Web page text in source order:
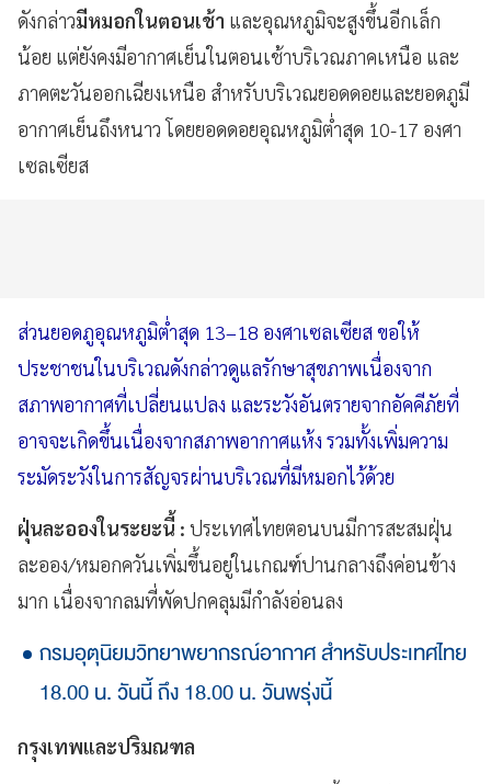
ดังกล่าวมีหมอกในตอนเช้า และอุณหภูมิจะสูงขึ้นอีกเล็ก
น้อย แต่ยังคงมีอากาศเย็นในตอนเช้าบริเวณภาคเหนือ และ
ภาคตะวันออกเฉียงเหนือ สำหรับบริเวณยอดดอยและยอดภูมี
อากาศเย็นถึงหนาว โดยยอดดอยอุณหภูมิต่ำสุด 10-17 องศา
เซลเซียส
ส่วนยอดภูอุณหภูมิต่ำสุด 13–18 องศาเซลเซียส ขอให้
ประชาชนในบริเวณดังกล่าวดูแลรักษาสุขภาพเนื่องจาก
สภาพอากาศที่เปลี่ยนแปลง และระวังอันตรายจากอัคคีภัยที่
อาจจะเกิดขึ้นเนื่องจากสภาพอากาศแห้ง รวมทั้งเพิ่มความ
ระมัดระวังในการสัญจรผ่านบริเวณที่มีหมอกไว้ด้วย
ฝุ่นละอองในระยะนี้ : ประเทศไทยตอนบนมีการสะสมฝุ่น
ละออง/หมอกควันเพิ่มขึ้นอยู่ในเกณฑ์ปานกลางถึงค่อนข้าง
มาก เนื่องจากลมที่พัดปกคลุมมีกำลังอ่อนลง
กรมอุตุนิยมวิทยาพยากรณ์อากาศ สำหรับประเทศไทย
18.00 น. วันนี้ ถึง 18.00 น. วันพรุ่งนี้
กรุงเทพและปริมณฑล